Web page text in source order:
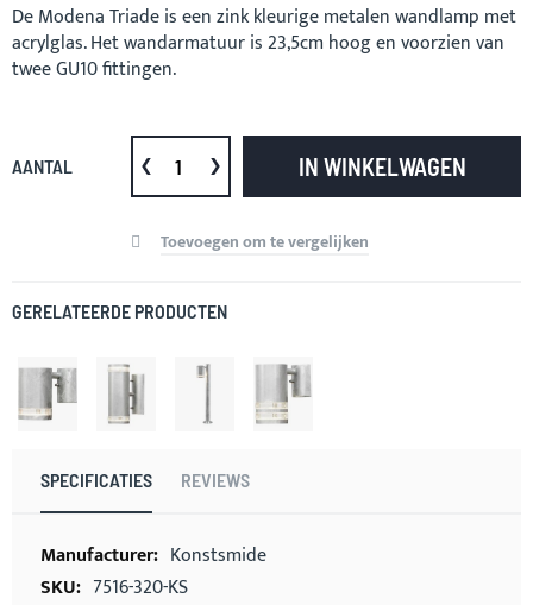
De Modena Triade is een zink kleurige metalen wandlamp met
acrylglas. Het wandarmatuur is 23,5cm hoog en voorzien van
twee GU10 fittingen.
AANTAL IN WINKELWAGEN
Toevoegen om te vergelijken
GERELATEERDE PRODUCTEN
SPECIFICATIES REVIEWS
Meer
informatie
Konstsmide
7516-320-KS